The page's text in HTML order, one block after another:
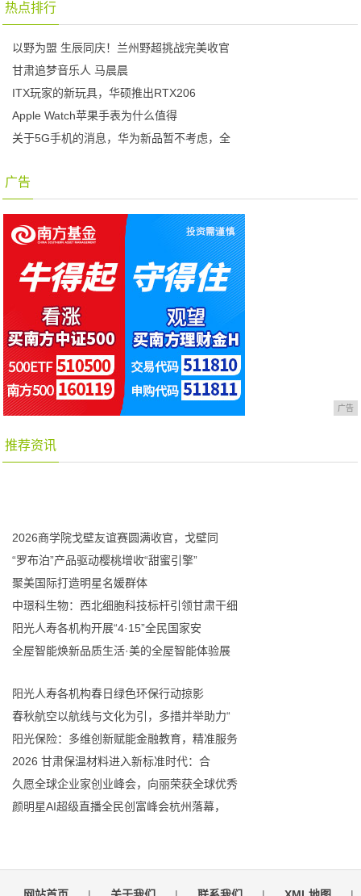
热点排行
以野为盟 生辰同庆！兰州野超挑战完美收官
甘肃追梦音乐人 马晨晨
ITX玩家的新玩具，华硕推出RTX206
Apple Watch苹果手表为什么值得
关于5G手机的消息，华为新品暂不考虑，全
广告
广告
推荐资讯
2026商学院戈壁友谊赛圆满收官，戈壁同
“罗布泊”产品驱动樱桃增收“甜蜜引擎”
聚美国际打造明星名媛群体
中璟科生物：西北细胞科技标杆引领甘肃干细
阳光人寿各机构开展“4·15”全民国家安
全屋智能焕新品质生活·美的全屋智能体验展
阳光人寿各机构春日绿色环保行动掠影
春秋航空以航线与文化为引，多措并举助力“
阳光保险：多维创新赋能金融教育，精准服务
2026 甘肃保温材料进入新标准时代：合
久愿全球企业家创业峰会，向丽荣获全球优秀
颜明星AI超级直播全民创富峰会杭州落幕，